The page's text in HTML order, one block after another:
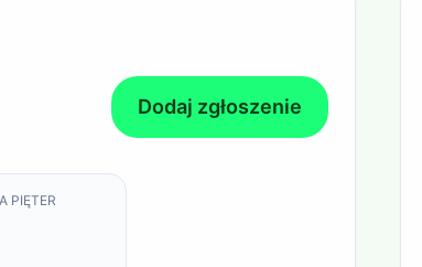
Dodaj zgłoszenie
PIĘTER